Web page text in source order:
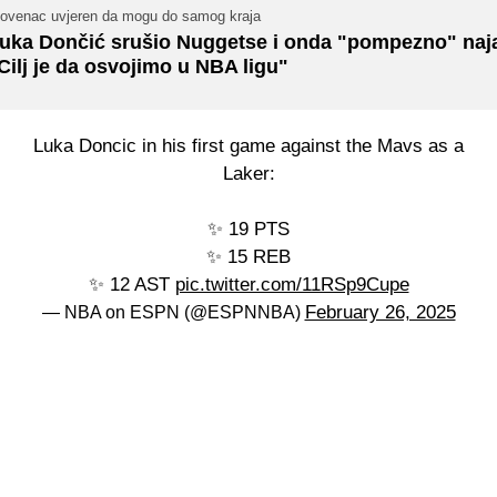
uvjeren da mogu do samog kraja
Dončić srušio Nuggetse i onda "pompezno"
je da osvojimo u NBA ligu"
Luka Doncic in his first game against the Mavs as a
Laker:
✨ 19 PTS
✨ 15 REB
✨ 12 AST pic.twitter.com/11RSp9Cupe
— NBA on ESPN (@ESPNNBA) February 26, 2025